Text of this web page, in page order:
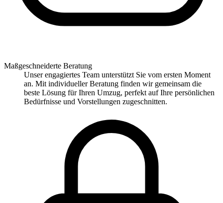
Maßgeschneiderte Beratung
Unser engagiertes Team unterstützt Sie vom ersten Moment
an. Mit individueller Beratung finden wir gemeinsam die
beste Lösung für Ihren Umzug, perfekt auf Ihre persönlichen
Bedürfnisse und Vorstellungen zugeschnitten.